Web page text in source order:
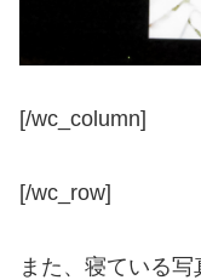
[/wc_column]
[/wc_row]
また、寝ている